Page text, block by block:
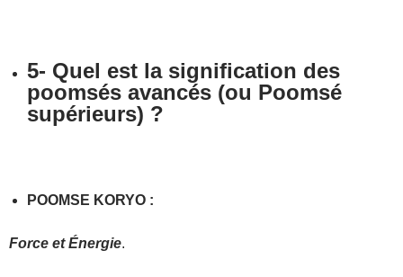
5- Quel est la signification des
poomsés avancés (ou Poomsé
supérieurs) ?
POOMSE KORYO :
Force et Énergie.